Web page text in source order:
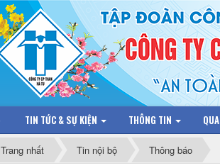
TIN TỨC & SỰ KIỆN THÔNG TIN
Trang nhất Tin nội bộ Thông báo